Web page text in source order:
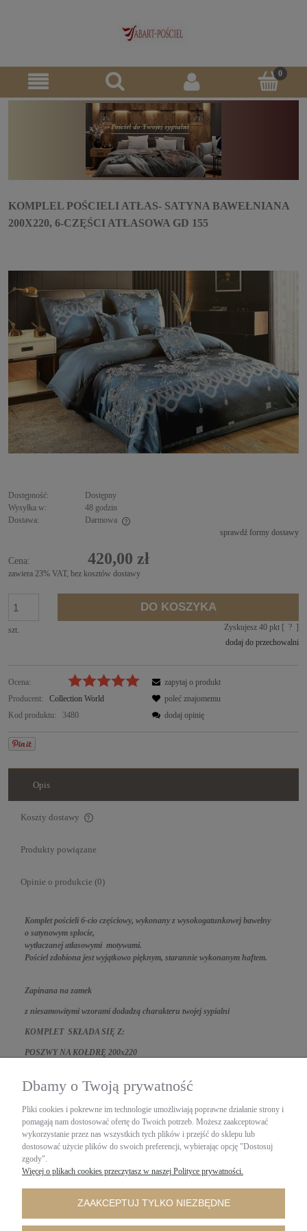
KOMPLEL POŚCIELI ATŁAS- SATYNA BAWEŁNIANA
200X220, 6-CZĘŚCI ATŁASOWA GD 155
Dostępność:
Dostępny
Wysyłka w:
48 godzin
Dostawa:
Darmowa
sprawdź formy dostawy
Cena: 420,00 zł
zawiera 23% VAT, bez kosztów dostawy
szt.
DO KOSZYKA
Zyskujesz 40pkt [ ? ]
dodaj do przechowalni
Ocena:
Producent:
Collection World
Kod produktu:
3480
zapytaj o produkt
poleć znajomemu
dodaj opinię
Opis
Koszty dostawy
Cena nie zawiera ewentualnych kosztów płatności
Produkty powiązane
Opinie o produkcie (0)
Komplet pościeli 6-cio częściowy, wykonany z wysokogatunkowej bawełny
o satynowym splocie,
wytłaczanej atłasowymi motywami.
Pościel zdobiona jest wyjątkowo pięknym, starannie wykonanym haftem.
Zapinana na zamek
z niesamowitymi wzorami dodadzą charakteru twojej sypialni
KOMPLET SKŁADA SIĘ Z:
POSZWY NA KOŁDRĘ 200x220
DWÓCH POSZEWEK NA JAŚKI 40X40
PRZEŚCIERADŁO 230x240-wykończone falbanką
z atłasowymi motywami.
Kolor: ciemno niebieski, wzory srebrne
Dbamy o Twoją prywatność
Pliki cookies i pokrewne im technologie umożliwiają poprawne działanie strony i
pomagają nam dostosować ofertę do Twoich potrzeb. Możesz zaakceptować
wykorzystanie przez nas wszystkich tych plików i przejść do sklepu lub
dostosować użycie plików do swoich preferencji, wybierając opcję "Dostosuj
zgody".
Więcej o plikach cookies przeczytasz w naszej Polityce prywatności.
ZAAKCEPTUJ TYLKO NIEZBĘDNE